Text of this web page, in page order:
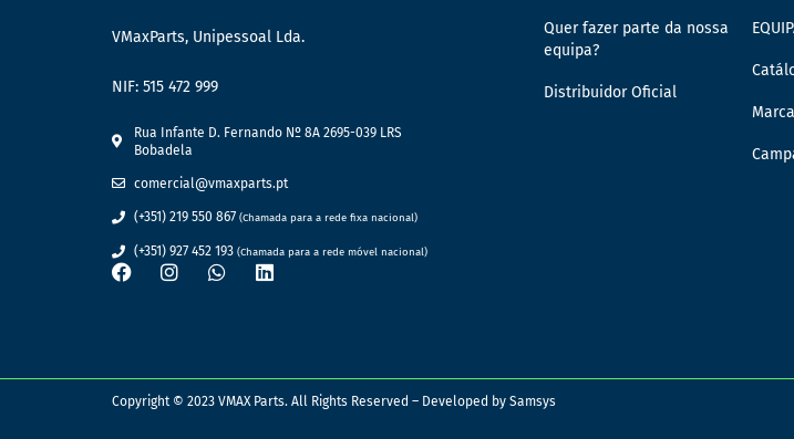
VMaxParts, Unipessoal Lda.
NIF: 515 472 999
Rua Infante D. Fernando Nº 8A 2695-039 LRS
Bobadela
comercial@vmaxparts.pt
(+351) 219 550 867 (Chamada para a rede fixa nacional)
(+351) 927 452 193 (Chamada para a rede móvel nacional)
Quer fazer parte da nossa
equipa?
Distribuidor Oficial
Copyright © 2023 VMAX Parts. All Rights Reserved – Developed by Samsys